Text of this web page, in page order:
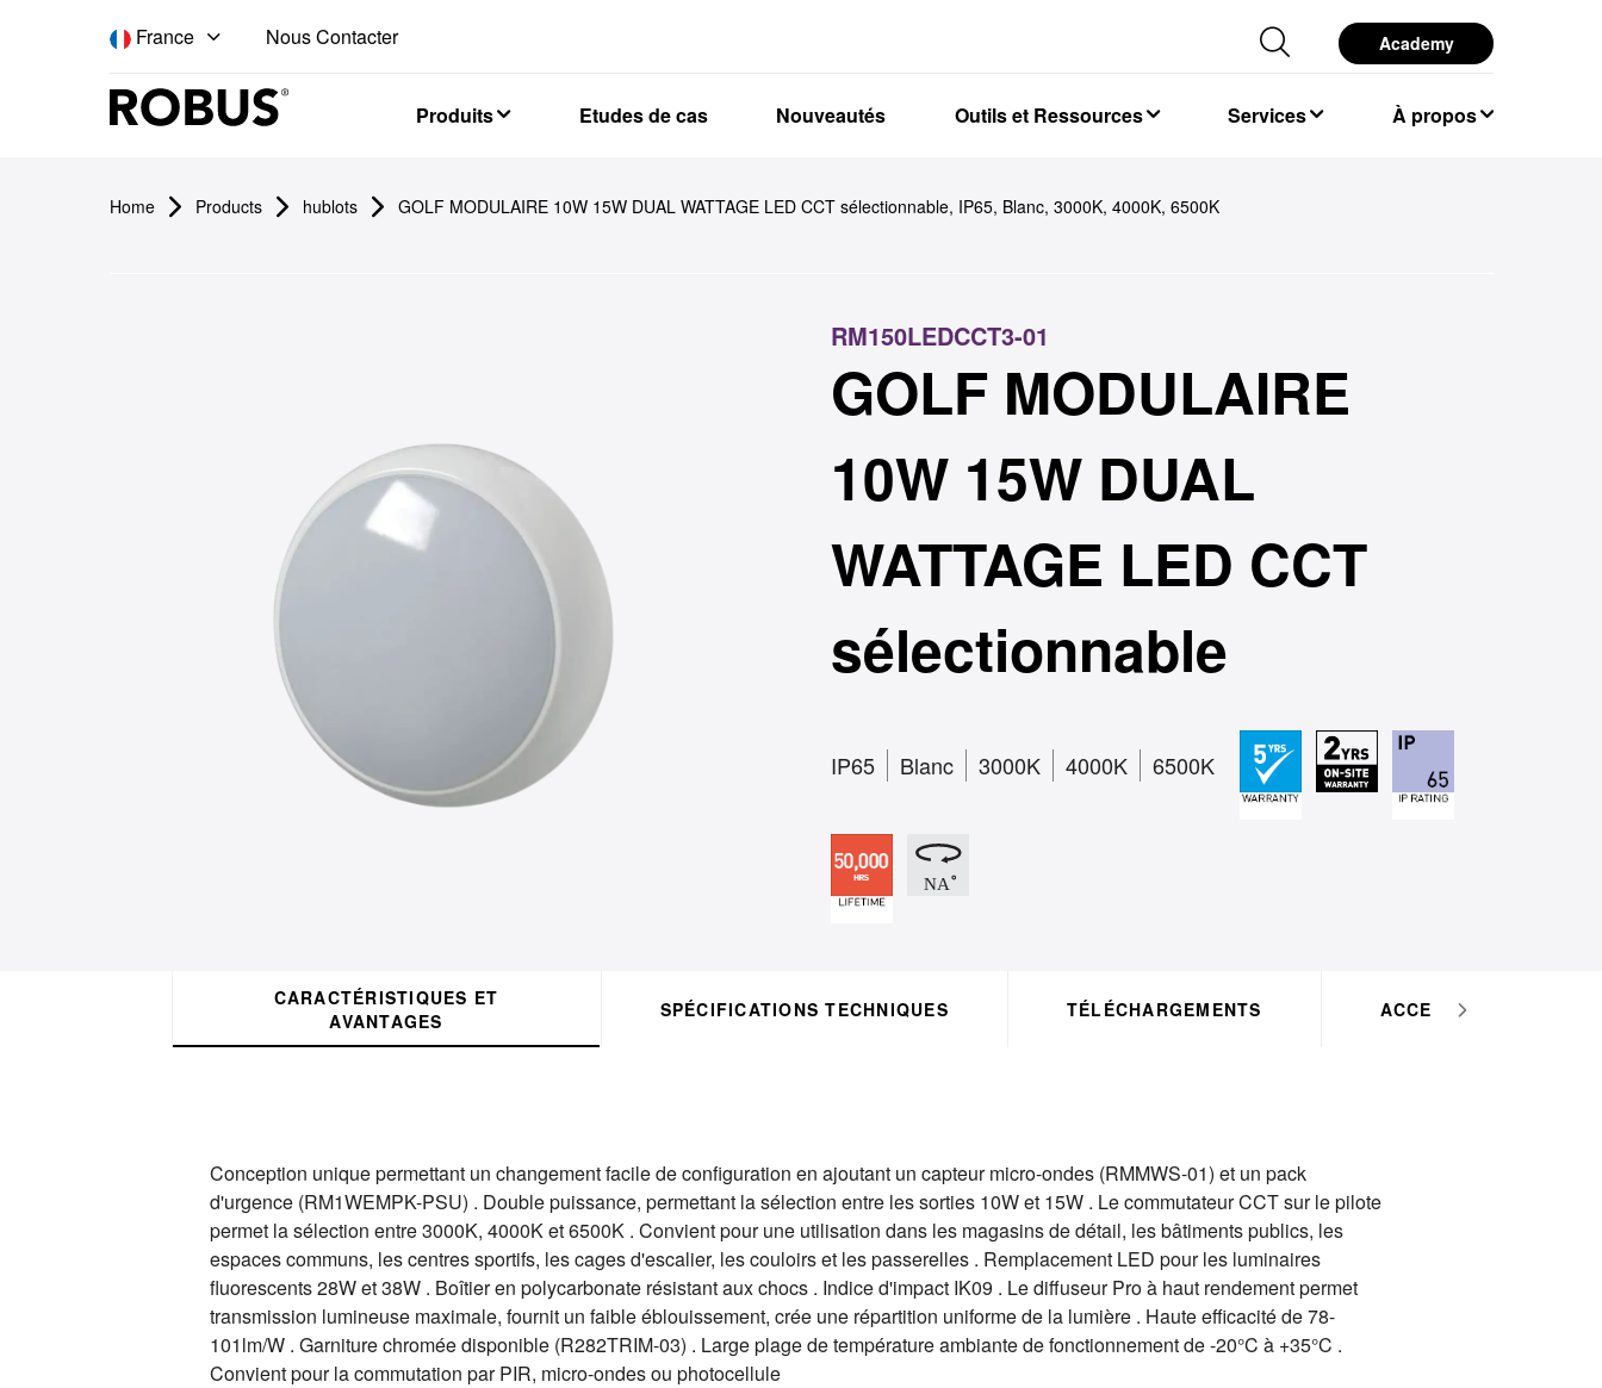
France Nous Contacter Academy
Produits Etudes de cas Nouveautés Outils et Ressources Services À propos
Home Products hublots GOLF MODULAIRE 10W 15W DUAL WATTAGE LED CCT sélectionnable, IP65, Blanc, 3000K, 4000K, 6500K
RM150LEDCCT3-01
GOLF MODULAIRE
10W 15W DUAL
WATTAGE LED CCT
sélectionnable
IP65 Blanc 3000K 4000K 6500K
CARACTÉRISTIQUES ET
AVANTAGES
SPÉCIFICATIONS TECHNIQUES TÉLÉCHARGEMENTS ACCESSOIRES
Conception unique permettant un changement facile de configuration en ajoutant un capteur micro-ondes (RMMWS-01) et un pack
d'urgence (RM1WEMPK-PSU) . Double puissance, permettant la sélection entre les sorties 10W et 15W . Le commutateur CCT sur le pilote
permet la sélection entre 3000K, 4000K et 6500K . Convient pour une utilisation dans les magasins de détail, les bâtiments publics, les
espaces communs, les centres sportifs, les cages d'escalier, les couloirs et les passerelles . Remplacement LED pour les luminaires
fluorescents 28W et 38W . Boîtier en polycarbonate résistant aux chocs . Indice d'impact IK09 . Le diffuseur Pro à haut rendement permet
transmission lumineuse maximale, fournit un faible éblouissement, crée une répartition uniforme de la lumière . Haute efficacité de 78-
101lm/W . Garniture chromée disponible (R282TRIM-03) . Large plage de température ambiante de fonctionnement de -20°C à +35°C .
Convient pour la commutation par PIR, micro-ondes ou photocellule